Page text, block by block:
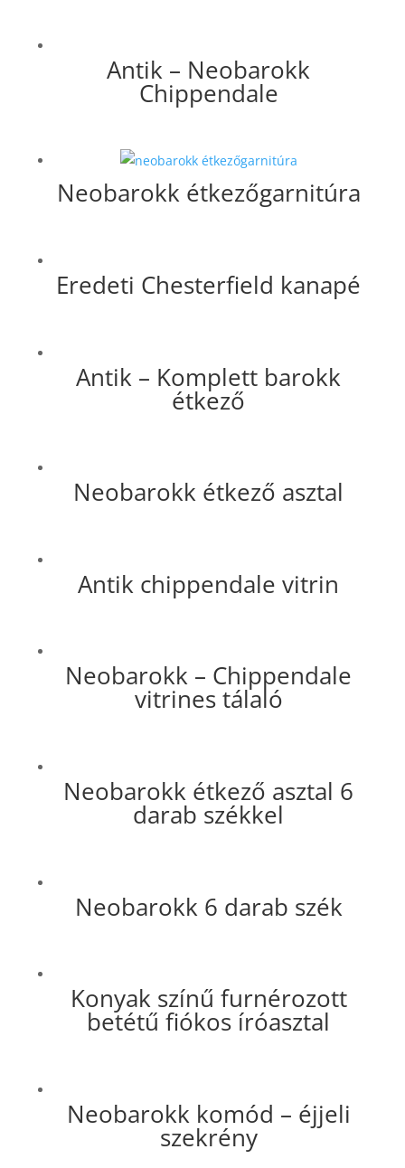
Antik – Neobarokk
Chippendale
Neobarokk étkezőgarnitúra
Eredeti Chesterfield kanapé
Antik – Komplett barokk
étkező
Neobarokk étkező asztal
Antik chippendale vitrin
Neobarokk – Chippendale
vitrines tálaló
Neobarokk étkező asztal 6
darab székkel
Neobarokk 6 darab szék
Konyak színű furnérozott
betétű fiókos íróasztal
Neobarokk komód – éjjeli
szekrény